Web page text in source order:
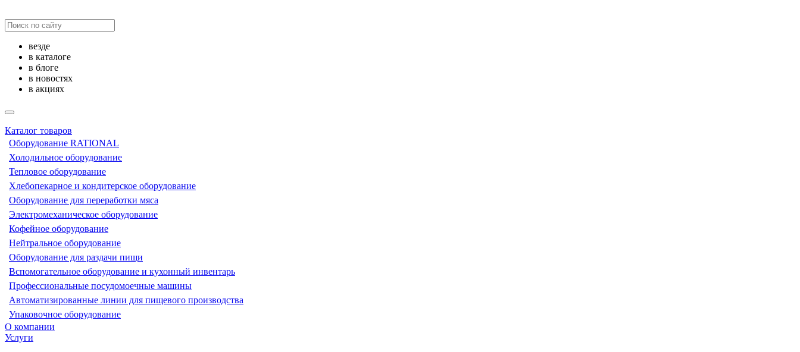
везде
в каталоге
в блоге
в новостях
в акциях
Каталог товаров
Оборудование RATIONAL
Холодильное оборудование
Тепловое оборудование
Хлебопекарное и кондитерское оборудование
Оборудование для переработки мяса
Электромеханическое оборудование
Кофейное оборудование
Нейтральное оборудование
Оборудование для раздачи пищи
Вспомогательное оборудование и кухонный инвентарь
Профессиональные посудомоечные машины
Автоматизированные линии для пищевого производства
Упаковочное оборудование
О компании
Услуги